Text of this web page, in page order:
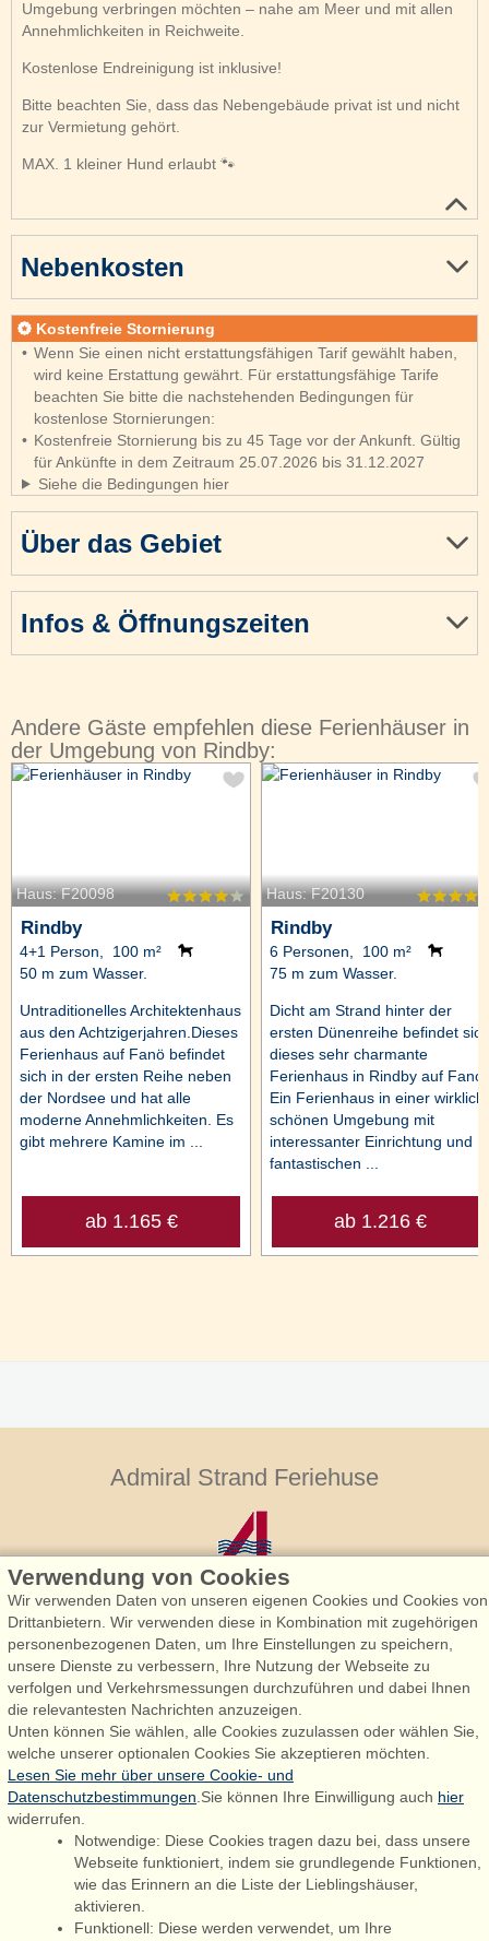
Umgebung verbringen möchten – nahe am Meer und mit allen
Annehmlichkeiten in Reichweite.
Kostenlose Endreinigung ist inklusive!
Bitte beachten Sie, dass das Nebengebäude privat ist und nicht
zur Vermietung gehört.
MAX. 1 kleiner Hund erlaubt 🐾
Über das Gebiet
Infos & Öffnungszeiten
Nebenkosten
Kostenfreie Stornierung
Wenn Sie einen nicht erstattungsfähigen Tarif gewählt haben,
wird keine Erstattung gewährt. Für erstattungsfähige Tarife
beachten Sie bitte die nachstehenden Bedingungen für
kostenlose Stornierungen:
Kostenfreie Stornierung bis zu 45 Tage vor der Ankunft. Gültig
für Ankünfte in dem Zeitraum 25.07.2026 bis 31.12.2027
Siehe die Bedingungen hier
Andere Gäste empfehlen diese Ferienhäuser in
der Umgebung von Rindby:
Haus: F20098
Rindby
4+1 Person, 100 m²
50 m zum Wasser.
Untraditionelles Architektenhaus
aus den Achtzigerjahren.Dieses
Ferienhaus auf Fanö befindet
sich in der ersten Reihe neben
der Nordsee und hat alle
moderne Annehmlichkeiten. Es
gibt mehrere Kamine im ...
ab 1.165 €
Haus: F20130
Rindby
6 Personen, 100 m²
75 m zum Wasser.
Dicht am Strand hinter der
ersten Dünenreihe befindet sich
dieses sehr charmante
Ferienhaus in Rindby auf Fano.
Ein Ferienhaus in einer wirklich
schönen Umgebung mit
interessanter Einrichtung und
fantastischen ...
ab 1.216 €
Admiral Strand Feriehuse
Admiral Strand Feriehuse, Lønne
Houstrupvej 170, Lønne
6830 Nørre Nebel
booking@admiralstrand.com
+45 70 60 87 78
Følg os på: Facebook
Verwendung von Cookies
Wir verwenden Daten von unseren eigenen Cookies und Cookies von
Drittanbietern. Wir verwenden diese in Kombination mit zugehörigen
personenbezogenen Daten, um Ihre Einstellungen zu speichern,
unsere Dienste zu verbessern, Ihre Nutzung der Webseite zu
verfolgen und Verkehrsmessungen durchzuführen und dabei Ihnen
die relevantesten Nachrichten anzuzeigen.
Unten können Sie wählen, alle Cookies zuzulassen oder wählen Sie,
welche unserer optionalen Cookies Sie akzeptieren möchten.
Lesen Sie mehr über unsere Cookie- und
Datenschutzbestimmungen .Sie können Ihre Einwilligung auch hier
widerrufen.
Notwendige: Diese Cookies tragen dazu bei, dass unsere
Webseite funktioniert, indem sie grundlegende Funktionen,
wie das Erinnern an die Liste der Lieblingshäuser,
aktivieren.
Funktionell: Diese werden verwendet, um Ihre